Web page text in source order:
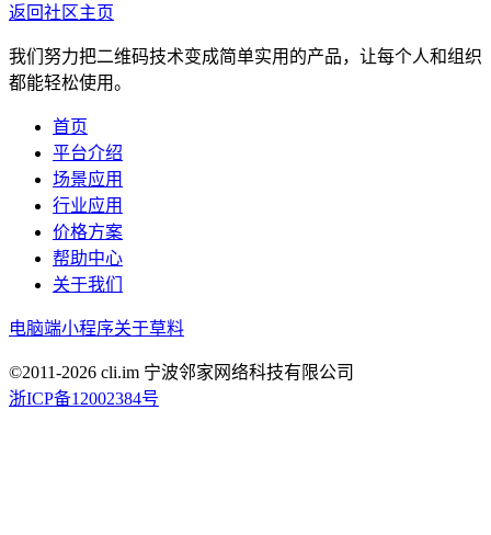
返回社区主页
我们努力把二维码技术变成简单实用的产品，让每个人和组织
都能轻松使用。
首页
平台介绍
场景应用
行业应用
价格方案
帮助中心
关于我们
电脑端小程序关于草料
©2011-2026 cli.im 宁波邻家网络科技有限公司
浙ICP备12002384号